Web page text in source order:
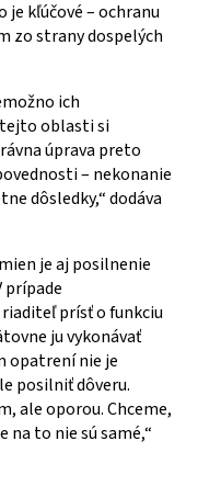
je kľúčové – ochranu
zo strany dospelých
ich
tejto oblasti si
úprava preto
– nekonanie
dôsledky,“ dodáva
je aj posilnenie
prípade
prísť o funkciu
ju vykonávať
opatrení nie je
posilniť dôveru.
ale oporou. Chceme,
na to nie sú samé,“